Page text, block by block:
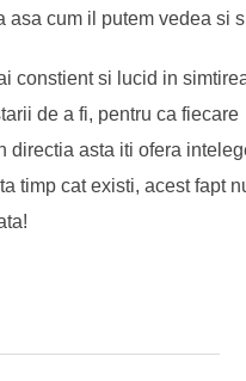
asa cum il putem vedea si
constient si lucid in
de a fi, pentru ca fiecare
directia asta iti ofera
timp cat existi, acest fapt